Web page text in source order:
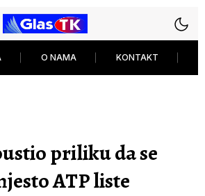
O NAMA KONTAKT
priliku da se
ATP liste